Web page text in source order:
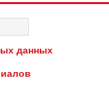
данных